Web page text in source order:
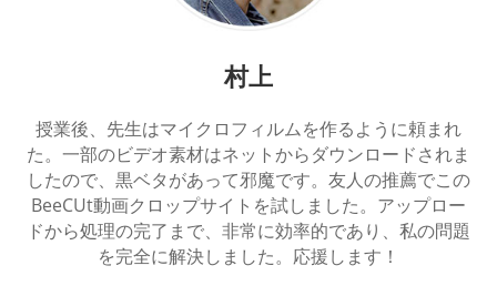
村上
授業後、先生はマイクロフィルムを作るように頼まれ
た。一部のビデオ素材はネットからダウンロードされま
したので、黒ベタがあって邪魔です。友人の推薦でこの
BeeCUt動画クロップサイトを試しました。アップロー
ドから処理の完了まで、非常に効率的であり、私の問題
を完全に解決しました。応援します！